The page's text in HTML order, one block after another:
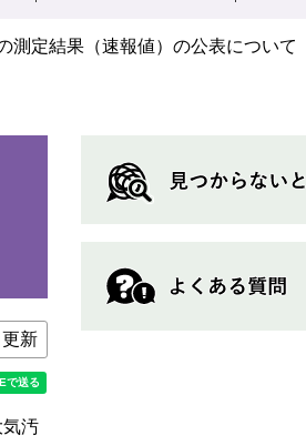
測定結果（速報値）の公表について
新
汚